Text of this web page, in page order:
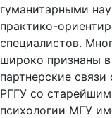
гуманитарными
практико-
специалистов.
широко признаны
партнерские
РГГУ со
психологии МГУ